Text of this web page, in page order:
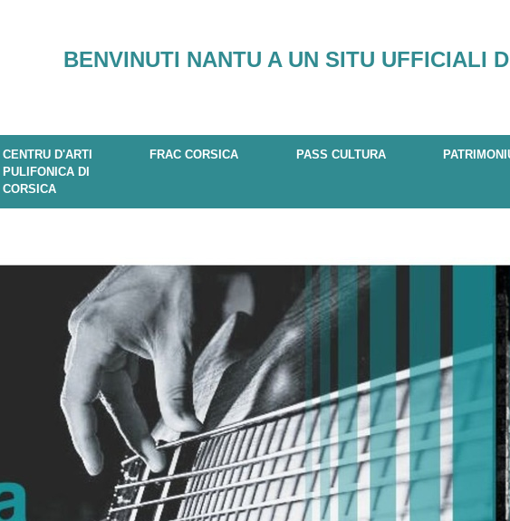
BENVINUTI NANTU A UN SITU UFFICIALI
CENTRU D'ARTI
PULIFONICA DI
CORSICA
FRAC CORSICA PASS CULTURA